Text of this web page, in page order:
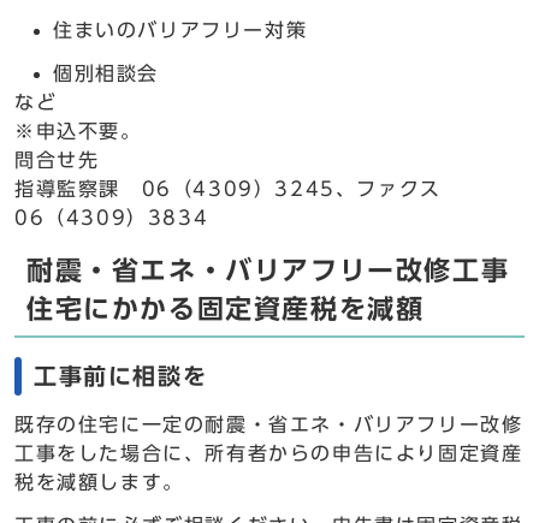
住まいのバリアフリー対策
個別相談会
など
※申込不要。
問合せ先
指導監察課 06（4309）3245、ファクス
06（4309）3834
耐震・省エネ・バリアフリー改修工事
住宅にかかる固定資産税を減額
工事前に相談を
既存の住宅に一定の耐震・省エネ・バリアフリー改修
工事をした場合に、所有者からの申告により固定資産
税を減額します。